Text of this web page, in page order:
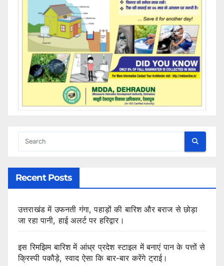
Recent Posts
उत्तराखंड में उफनती गंगा, पहाड़ों की बारिश और बराज से छोड़ा
जा रहा पानी, हाई अलर्ट पर हरिद्वार।
इस रिमझिम बारिश में आंध्र प्रदेश स्टाइल में बनाएं पान के पत्तों से
क्रिस्पी पकौड़े, स्वाद ऐसा कि बार-बार करेंगे ट्राई।